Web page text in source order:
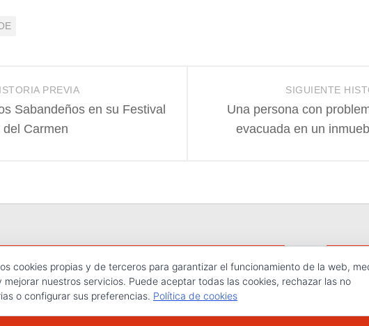
SIGUIENTE
Una persona con
evacuada en un
PREVIA
Sabandeños en su Festival
del Carmen
© 2026. Todos los derechos reservados.
con elTema Hueman
cookies propias y de terceros para garantizar el funcionamiento de la web,
mejorar nuestros servicios. Puede aceptar todas las cookies, rechazar las no
o configurar sus preferencias. Política de cookies